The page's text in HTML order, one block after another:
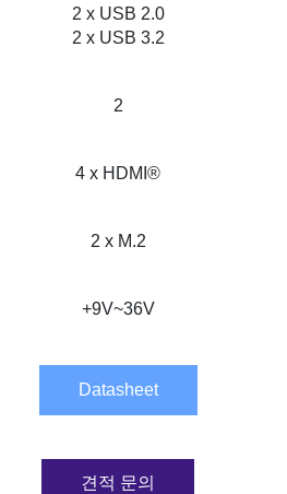
2 x USB 2.0
2 x USB 3.2
2
4 x HDMI®
2 x M.2
+9V~36V
Datasheet
견적 문의